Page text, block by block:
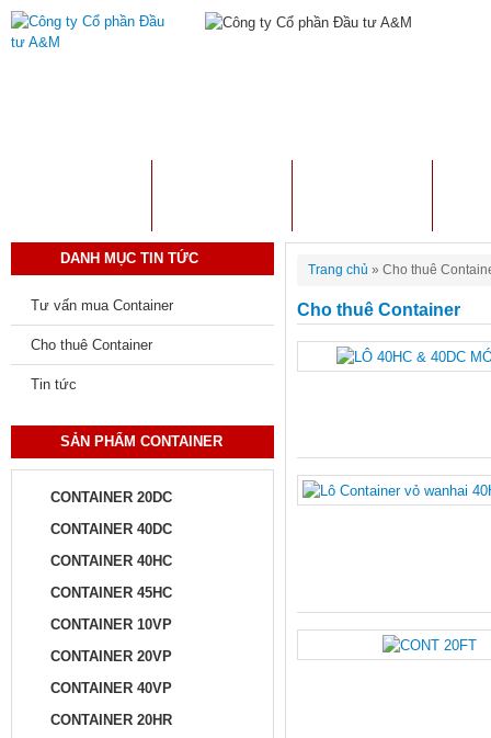
DANH MỤC TIN TỨC
Tư vấn mua Container
Cho thuê Container
Tin tức
SẢN PHẨM CONTAINER
CONTAINER 20DC
CONTAINER 40DC
CONTAINER 40HC
CONTAINER 45HC
CONTAINER 10VP
CONTAINER 20VP
CONTAINER 40VP
CONTAINER 20HR
Trang chủ » Cho thuê
Cho thuê Container